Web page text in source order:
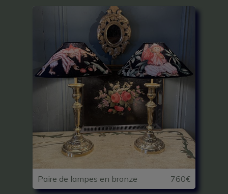
Paire de lampes en bronze 760€